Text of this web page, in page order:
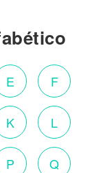
E F
K L
P Q